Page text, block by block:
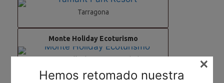
Tarragona
Monte Holiday Ecoturismo
Hemos retomado nuestra
×